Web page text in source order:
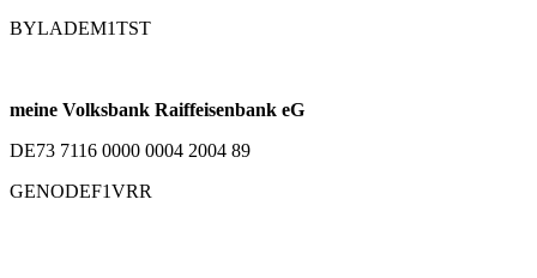
BYLADEM1TST
meine Volksbank Raiffeisenbank eG
DE73 7116 0000 0004 2004 89
GENODEF1VRR